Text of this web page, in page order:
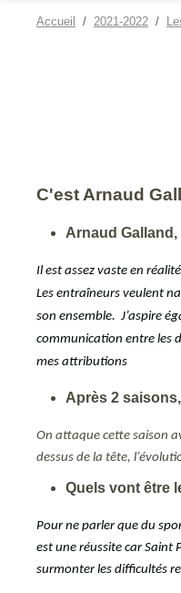
Accueil 2021-2022
C'est Arnaud
Arnaud
Il est assez vaste en
Les entraîneurs veulent
son ensemble. J’aspire
communication entre les
mes attributions
Après 2
On attaque cette saison
dessus de la tête,
Quels vont être
Pour ne parler que du
est une réussite car Saint
surmonter les difficultés